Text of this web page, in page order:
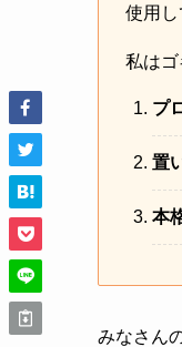
使用し
私はゴ
プ
置
本
みなさん